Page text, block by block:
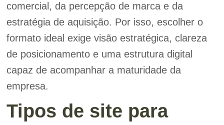
comercial, da percepção de marca e da
estratégia de aquisição. Por isso, escolher o
formato ideal exige visão estratégica, clareza
de posicionamento e uma estrutura digital
capaz de acompanhar a maturidade da
empresa.
Tipos de site para